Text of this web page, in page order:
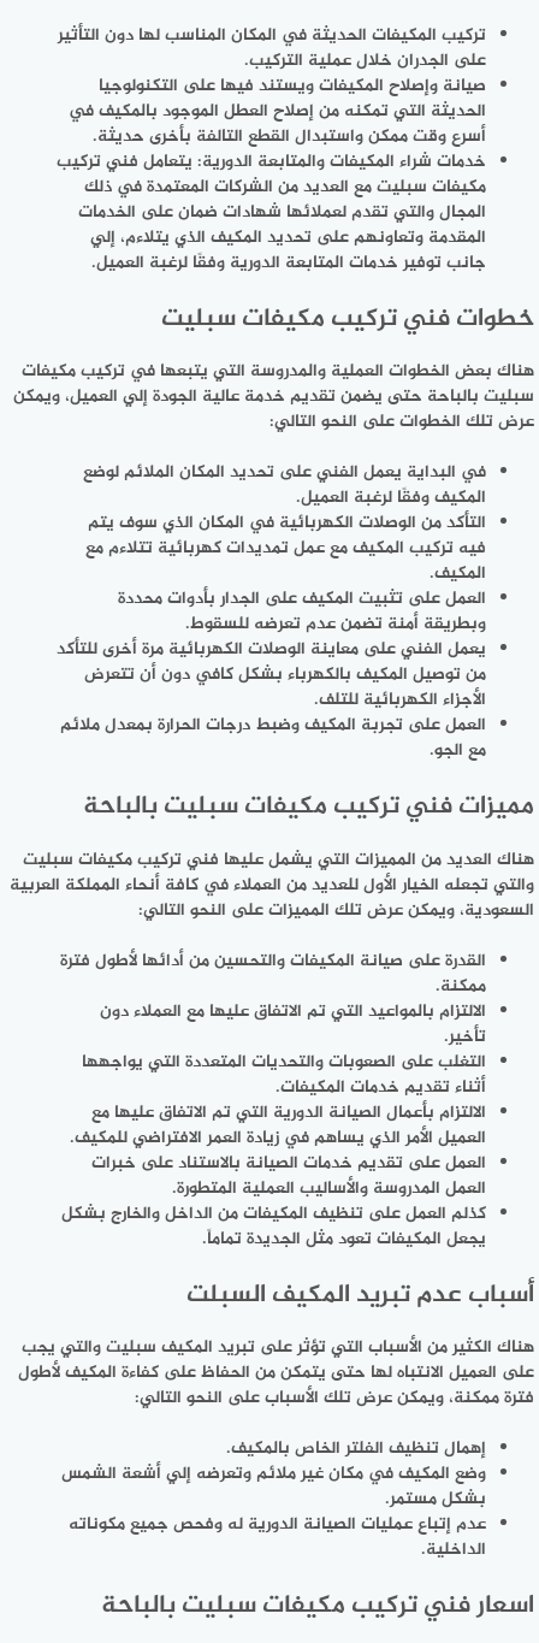
تركيب المكيفات الحديثة في المكان المناسب لها دون التأثير
على الجدران خلال عملية التركيب.
صيانة وإصلاح المكيفات ويستند فيها على التكنولوجيا
الحديثة التي تمكنه من إصلاح العطل الموجود بالمكيف في
أسرع وقت ممكن واستبدال القطع التالفة بأخرى حديثة.
خدمات شراء المكيفات والمتابعة الدورية: يتعامل فني تركيب
مكيفات سبليت مع العديد من الشركات المعتمدة في ذلك
المجال والتي تقدم لعملائها شهادات ضمان على الخدمات
المقدمة وتعاونهم على تحديد المكيف الذي يتلاءم، إلي
جانب توفير خدمات المتابعة الدورية وفقًا لرغبة العميل.
خطوات فني تركيب مكيفات سبليت
هناك بعض الخطوات العملية والمدروسة التي يتبعها في تركيب مكيفات
سبليت بالباحة حتى يضمن تقديم خدمة عالية الجودة إلي العميل، ويمكن
عرض تلك الخطوات على النحو التالي:
في البداية يعمل الفني على تحديد المكان الملائم لوضع
المكيف وفقًا لرغبة العميل.
التأكد من الوصلات الكهربائية في المكان الذي سوف يتم
فيه تركيب المكيف مع عمل تمديدات كهربائية تتلاءم مع
المكيف.
العمل على تثبيت المكيف على الجدار بأدوات محددة
وبطريقة أمنة تضمن عدم تعرضه للسقوط.
يعمل الفني على معاينة الوصلات الكهربائية مرة أخرى للتأكد
من توصيل المكيف بالكهرباء بشكل كافي دون أن تتعرض
الأجزاء الكهربائية للتلف.
العمل على تجربة المكيف وضبط درجات الحرارة بمعدل ملائم
مع الجو.
مميزات فني تركيب مكيفات سبليت بالباحة
هناك العديد من المميزات التي يشمل عليها فني تركيب مكيفات سبليت
والتي تجعله الخيار الأول للعديد من العملاء في كافة أنحاء المملكة العربية
السعودية، ويمكن عرض تلك المميزات على النحو التالي:
القدرة على صيانة المكيفات والتحسين من أدائها لأطول فترة
ممكنة.
الالتزام بالمواعيد التي تم الاتفاق عليها مع العملاء دون
تأخير.
التغلب على الصعوبات والتحديات المتعددة التي يواجهها
أثناء تقديم خدمات المكيفات.
الالتزام بأعمال الصيانة الدورية التي تم الاتفاق عليها مع
العميل الأمر الذي يساهم في زيادة العمر الافتراضي للمكيف.
العمل على تقديم خدمات الصيانة بالاستناد على خبرات
العمل المدروسة والأساليب العملية المتطورة.
كذلم العمل على تنظيف المكيفات من الداخل والخارج بشكل
يجعل المكيفات تعود مثل الجديدة تماماً.
أسباب عدم تبريد المكيف السبلت
هناك الكثير من الأسباب التي تؤثر على تبريد المكيف سبليت والتي يجب
على العميل الانتباه لها حتى يتمكن من الحفاظ على كفاءة المكيف لأطول
فترة ممكنة، ويمكن عرض تلك الأسباب على النحو التالي:
إهمال تنظيف الفلتر الخاص بالمكيف.
وضع المكيف في مكان غير ملائم وتعرضه إلي أشعة الشمس
بشكل مستمر.
عدم إتباع عمليات الصيانة الدورية له وفحص جميع مكوناته
الداخلية.
اسعار فني تركيب مكيفات سبليت بالباحة